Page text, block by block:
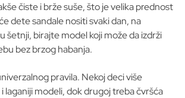
čiste i brže suše, što je velika prednost
dete sandale nositi svaki dan, na
šetnji, birajte model koji može da izdrži
bez brzog habanja.
pravila. Nekoj deci više
laganiji modeli, dok drugoj treba čvršća